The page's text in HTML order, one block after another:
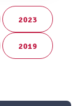
2023
2019